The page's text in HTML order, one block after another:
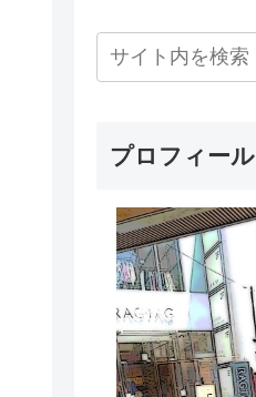
プロフィール